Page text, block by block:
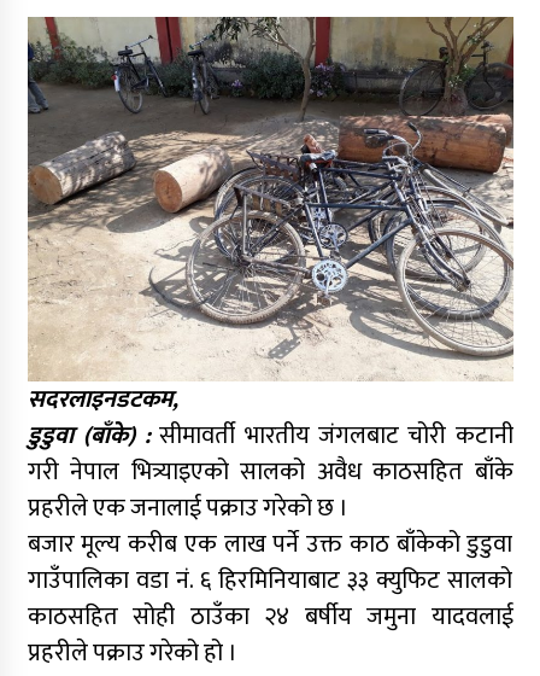
सदरलाइनडटकम,
डुडुवा (बाँके) :सीमावर्ती भारतीय जंगलबाट चोरी कटानी
गरी नेपाल भित्र्याइएको सालको अवैध काठसहित बाँके
प्रहरीले एक जनालाई पक्राउ गरेको छ ।
बजार मूल्य करीब एक लाख पर्ने उक्त काठ बाँकेको डुडुवा
गाउँपालिका वडा नं. ६ हिरमिनियाबाट ३३ क्युफिट सालको
काठसहित सोही ठाउँका २४ बर्षीय जमुना यादवलाई
प्रहरीले पक्राउ गरेको हो ।